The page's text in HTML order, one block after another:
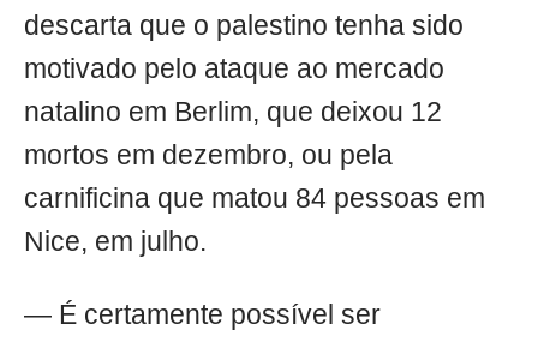
descarta que o palestino tenha sido
motivado pelo ataque ao mercado
natalino em Berlim, que deixou 12
mortos em dezembro, ou pela
carnificina que matou 84 pessoas em
Nice, em julho.
— É certamente possível ser